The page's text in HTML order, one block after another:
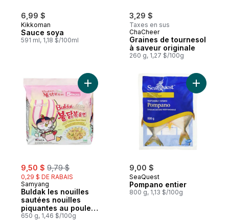
6,99 $
Kikkoman
Sauce soya
591 ml, 1,18 $/100ml
3,29 $
Taxes en sus
ChaCheer
Graines de tournesol
à saveur originale
260 g, 1,27 $/100g
sale:
9,50 $ , formerly:
9,79 $
0,29 $ DE RABAIS
Samyang
Buldak les nouilles
sautées nouilles
piquantes au poulet
et á la sauce
650 g, 1,46 $/100g
Ajouter Buldak les nouilles sautées
9,00 $
SeaQuest
Pompano entier
800 g, 1,13 $/100g
Ajouter